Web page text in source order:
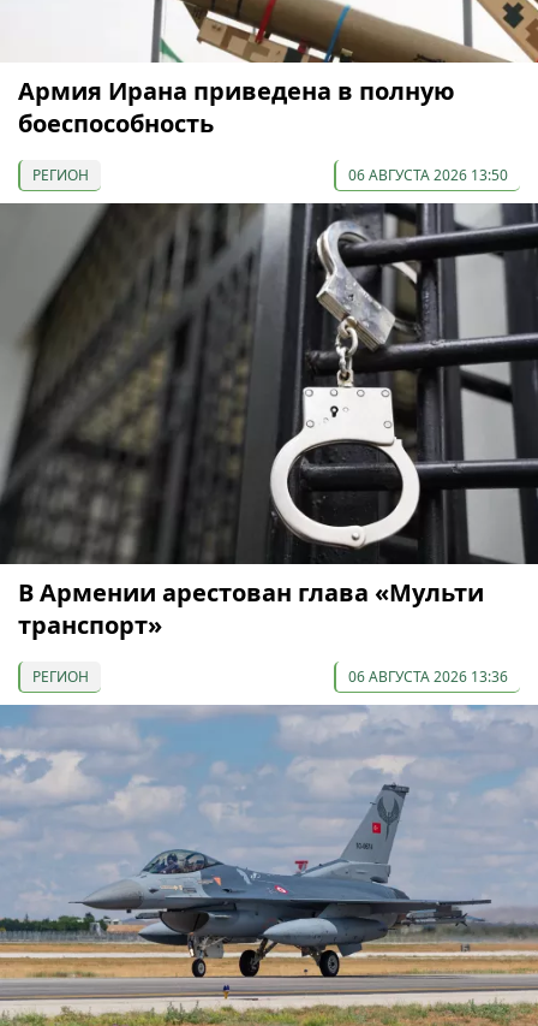
Армия Ирана приведена в полную
боеспособность
РЕГИОН 06 АВГУСТА 2026 13:50
В Армении арестован глава «Мульти
транспорт»
РЕГИОН 06 АВГУСТА 2026 13:36